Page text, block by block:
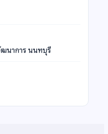
นาการ นนทบุรี